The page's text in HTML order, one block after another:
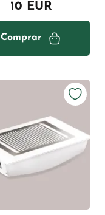
10 EUR
Comprar